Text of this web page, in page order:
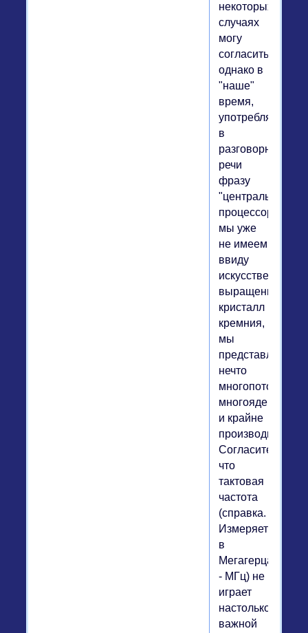
некоторых
случаях
могу
согласиться,
однако в
"наше"
время,
употребляя
в
разговорной
речи
фразу
"центральный
процессор",
мы уже
не имеем
ввиду
искусственно
выращенный
кристалл
кремния,
мы
представляем
нечто
многопоточное,
многоядерное
и крайне
Согласитесь,
что
тактовая
частота
(справка.
Измеряется
в
Мегагерцах
- МГц) не
играет
настолько
важной